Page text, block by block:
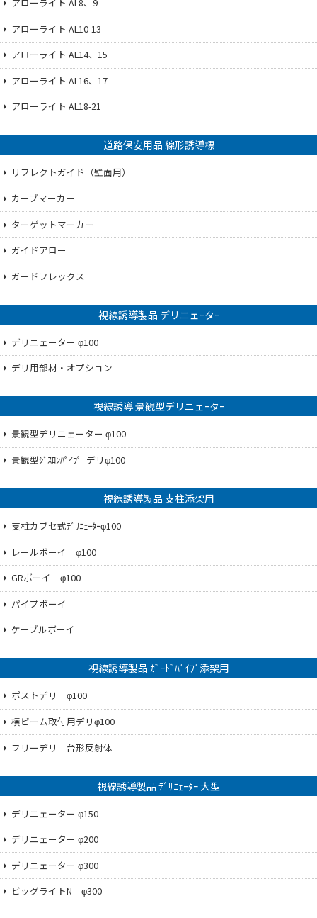
アローライト AL10-13
アローライト AL14、15
アローライト AL16、17
アローライト AL18-21
道路保安用品 線形誘導標
リフレクトガイド（壁面用）
カーブマーカー
ターゲットマーカー
ガイドアロー
ガードフレックス
視線誘導製品 デリニェｰタｰ
デリニェーター φ100
デリ用部材・オプション
視線誘導 景観型デリニェｰタｰ
景観型デリニェーター φ100
景観型ｼﾞｽﾛﾝﾊﾟｲﾌ゜デリφ100
視線誘導製品 支柱添架用
支柱カブセ式ﾃﾞﾘﾆｪｰﾀｰφ100
レールボーイ φ100
GRボーイ φ100
パイプボーイ
ケーブルボーイ
視線誘導製品 ｶﾞｰﾄﾞﾊﾟｲﾌﾟ添架用
ポストデリ φ100
横ビーム取付用デリφ100
フリーデリ 台形反射体
視線誘導製品 ﾃﾞﾘﾆｪｰﾀｰ 大型
デリニェーター φ150
デリニェーター φ200
デリニェーター φ300
ビッグライトN φ300